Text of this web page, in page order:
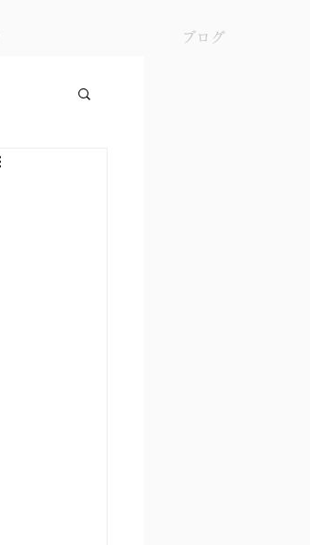
ブログ